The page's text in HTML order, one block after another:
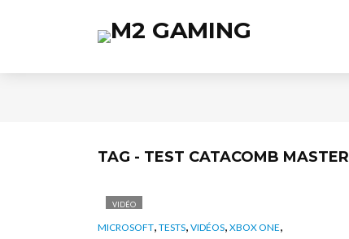
TAG - TEST CATACOMB MASTER
VIDÉO
MICROSOFT, TESTS, VIDÉOS, XBOX ONE,